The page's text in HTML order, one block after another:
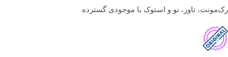
رک‌مونت، تاور، نو و استوک با موجودی گسترده